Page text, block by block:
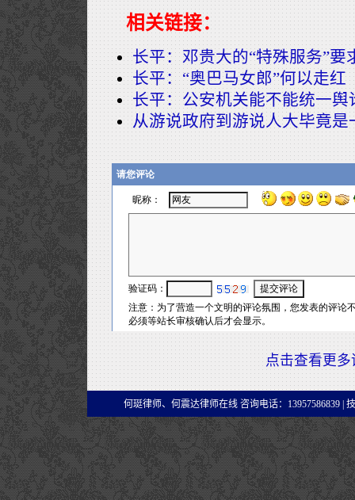
相关链接：
长平：邓贵大的“特殊服务”要
长平：“奥巴马女郎”何以走红
长平：公安机关能不能统一舆
从游说政府到游说人大毕竟是
点击查看更多
何珽律师、何震达律师在线 咨询电话：13957586839 |